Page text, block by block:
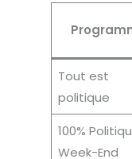
Tout est
politique
100%
Week-End